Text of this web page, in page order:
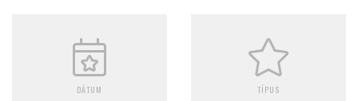
DÁTUM TÍPUS